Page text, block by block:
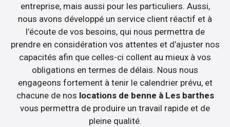
entreprise, mais aussi pour les particuliers. Aussi,
nous avons développé un service client réactif et à
l’écoute de vos besoins, qui nous permettra de
prendre en considération vos attentes et d’ajuster nos
capacités afin que celles-ci collent au mieux à vos
obligations en termes de délais. Nous nous
engageons fortement à tenir le calendrier prévu, et
chacune de nos locations de benne à Les barthes
vous permettra de produire un travail rapide et de
pleine qualité.